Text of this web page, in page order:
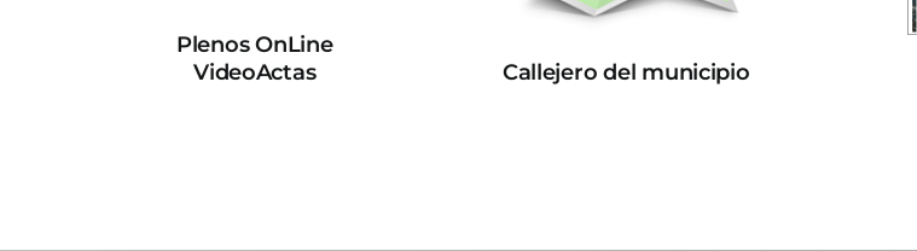
Plenos OnLine
VideoActas
Callejero del municipio